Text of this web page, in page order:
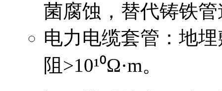
菌腐蚀，替代铸铁
电力电缆套管：地
阻>10¹⁰Ω·m。